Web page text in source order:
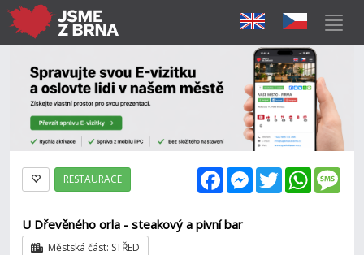
FacebookMessenger
Twitter
RESTAURACE
U Dřevěného orla - steakový a pivní bar
Městská část: STŘED